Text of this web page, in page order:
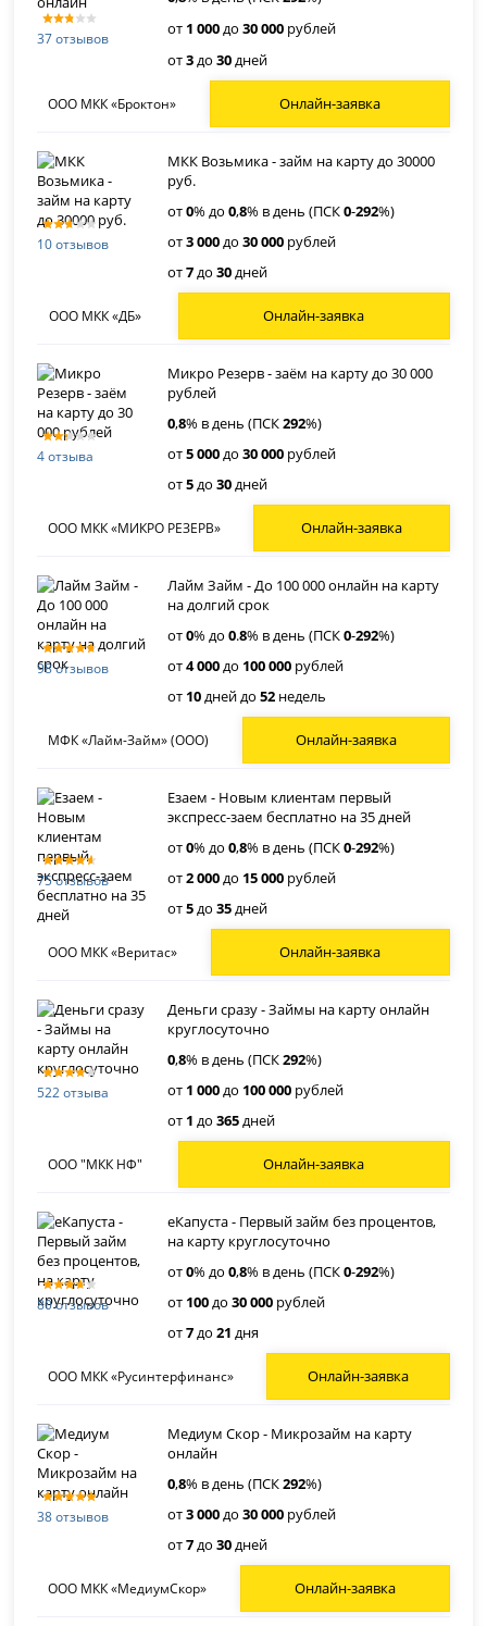
37 отзывов
от 1 000до30 000 рублей
от3до30дней
ООО МКК «Броктон» Онлайн-заявка
10 отзывов
МКК Возьмика - займ на карту до 30000
руб.
от0% до0,8% в день (ПСК0-292%)
от3 000до30 000 рублей
от7до30дней
ООО МКК «ДБ» Онлайн-заявка
4 отзыва
Микро Резерв - заём на карту до 30 000
рублей
0,8% в день (ПСК292%)
от5 000до30 000 рублей
от5до30дней
ООО МКК «МИКРО РЕЗЕРВ» Онлайн-заявка
98 отзывов
Лайм Займ - До 100 000 онлайн на карту
на долгий срок
от0% до0.8% в день (ПСК0-292%)
от4 000до 100 000 рублей
от 10дней до52 недель
МФК «Лайм-Займ» (ООО) Онлайн-заявка
75 отзывов
Езаем - Новым клиентам первый
экспресс-заем бесплатно на 35 дней
от0% до0,8% в день (ПСК0-292%)
от2 000до 15 000 рублей
от5до35дней
ООО МКК «Веритас» Онлайн-заявка
522 отзыва
Деньги сразу - Займы на карту онлайн
круглосуточно
0,8% в день (ПСК292%)
от 1 000до 100 000 рублей
от 1 до365дней
ООО "МКК НФ" Онлайн-заявка
80 отзывов
еКапуста - Первый займ без процентов,
на карту круглосуточно
от0% до0,8% в день (ПСК0-292%)
от 100до30 000 рублей
от7до21 дня
ООО МКК «Русинтерфинанс» Онлайн-заявка
38 отзывов
Медиум Скор - Микрозайм на карту
онлайн
0,8% в день (ПСК292%)
от3 000до30 000 рублей
от7до30дней
ООО МКК «МедиумСкор» Онлайн-заявка